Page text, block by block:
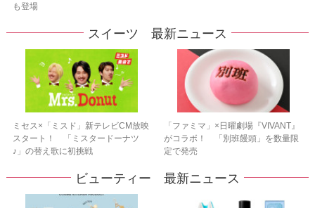
も登場
スイーツ 最新ニュース
ミセス×「ミスド」新テレビCM放映
スタート！ 「ミスタードーナツ
♪」の替え歌に初挑戦
「ファミマ」×日曜劇場『VIVANT』
がコラボ！ 「別班饅頭」を数量限
定で発売
ビューティー 最新ニュース